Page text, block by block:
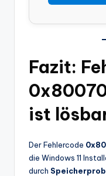
Fazit:
ist
Der Fehlercode
die Windows 11
durch